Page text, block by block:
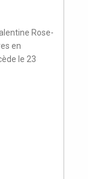
Rose-
en
le 23